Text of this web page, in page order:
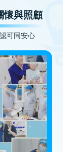
懷與照顧
可同安心